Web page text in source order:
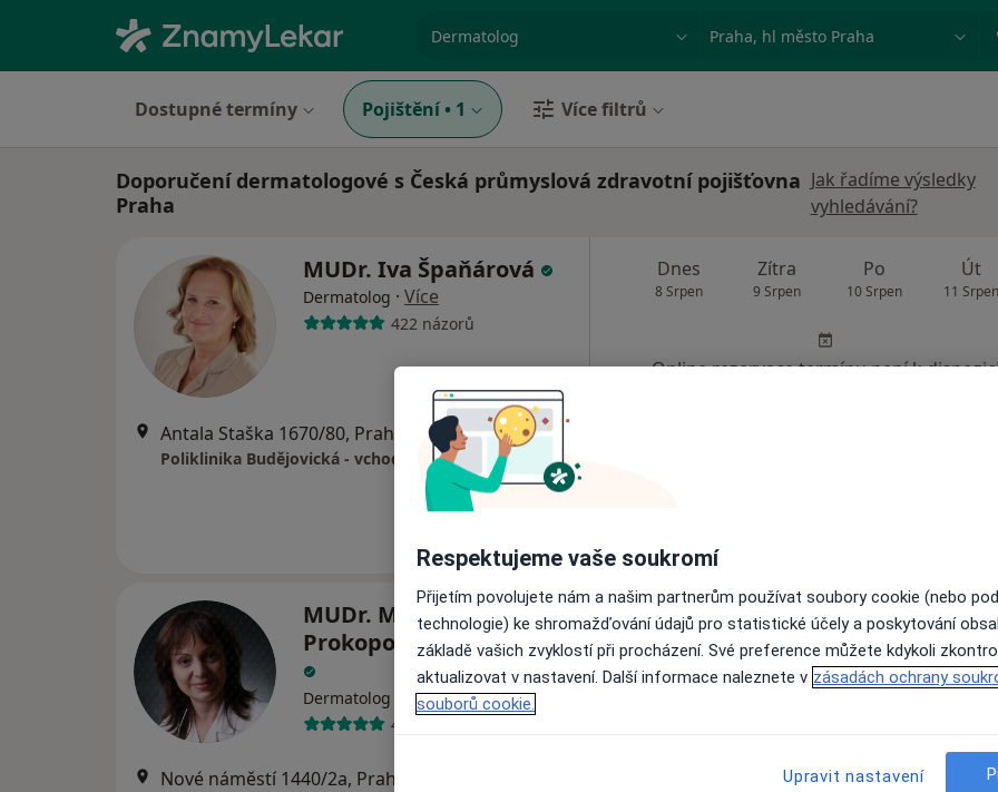
Město nebo region
Dostupné termíny Pojištění • 1 Více filtrů
Doporučení dermatologové s Česká průmyslová zdravotní pojišťovna
Praha
Jak řadíme výsledky
vyhledávání?
MUDr. Iva Špaňárová
Dermatolog · Více
422 názorů
Antala Staška 1670/80, Praha Mapa
Poliklinika Budějovická - vchod č. 4, zelená budova, 6.patro
Dnes
8 Srpen
Zítra
9 Srpen
Po
10 Srpen
Út
11 Srpen
Online rezervace termínu není k
MUDr. Miloslava
Prokopová Moskalyková
Dermatolog Více
4 názory
Nové náměstí 1440/2a, Praha
Dnes
8 Srpen
Zítra Po
10 Srpen
Út
Respektujeme vaše soukromí
Přijetím povolujete nám a našim partnerům používat soubory cookie (nebo
technologie) ke shromažďování údajů pro statistické účely a poskytování
základě vašich zvyklostí při procházení. Své preference můžete kdykoli
aktualizovat v nastavení. Další informace naleznete v zásadách ochrany
souborů cookie.
Upravit nastavení